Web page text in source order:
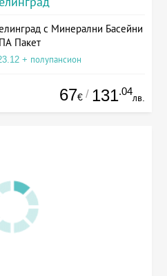
с Минерални Басейни
Пакет
+ полупансион
67€ / 131.04
лв.